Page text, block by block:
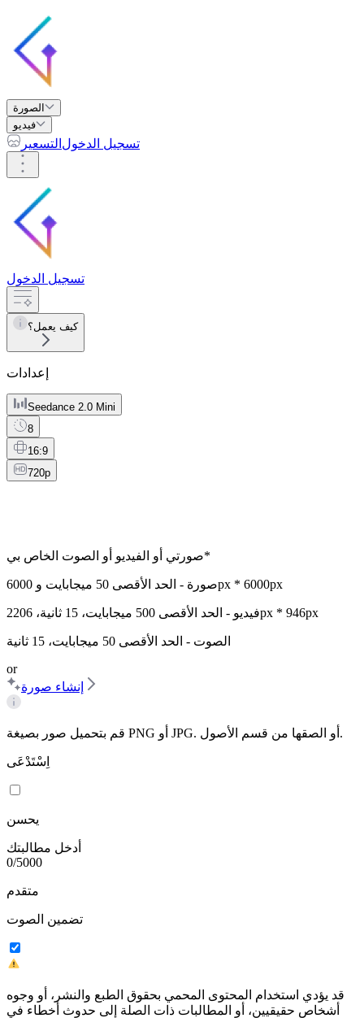
الصورة
فيديو
التسعير تسجيل الدخول
تسجيل الدخول
كيف يعمل؟
إعدادات
Seedance 2.0 Mini
8
16:9
720p
صورتي أو الفيديو أو الصوت الخاص بي*
صورة - الحد الأقصى 50 ميجابايت و 6000px * 6000px
فيديو - الحد الأقصى 500 ميجابايت ، 15 ثانية ، 2206px * 946px
الصوت - الحد الأقصى 50 ميجابايت ، 15 ثانية
or
إنشاء صورة
قم بتحميل صور بصيغة PNG أو JPG. أو الصقها من قسم الأصول.
اِسْتَدْعَى
يحسن
أدخل مطالبتك
0/5000
متقدم
تضمين الصوت
قد يؤدي استخدام المحتوى المحمي بحقوق الطبع والنشر، أو وجوه
أشخاص حقيقيين، أو المطالبات ذات الصلة إلى حدوث أخطاء في